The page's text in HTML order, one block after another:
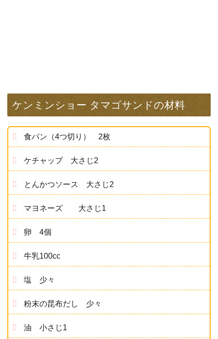
ケンミンショー タマゴサンドの材料
食パン（4つ切り） 2枚
ケチャップ 大さじ2
とんかつソース 大さじ2
マヨネーズ 大さじ1
卵 4個
牛乳100cc
塩 少々
粉末の昆布だし 少々
油 小さじ1